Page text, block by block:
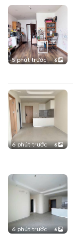
5 phút trước 6
6 phút trước 6
6 phút trước 6